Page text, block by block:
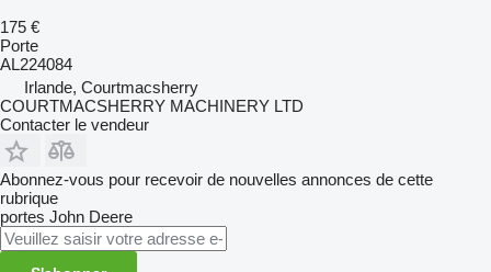
175 €
Porte
AL224084
Irlande, Courtmacsherry
COURTMACSHERRY MACHINERY LTD
Contacter le vendeur
Abonnez-vous pour recevoir de nouvelles annonces de cette
rubrique
portes John Deere